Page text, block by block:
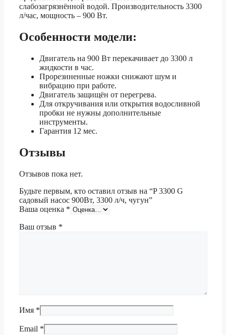
слабозагрязнённой водой. Производительность 3300
л/час, мощность – 900 Вт.
Особенности модели:
Двигатель на 900 Вт перекачивает до 3300 л
жидкости в час.
Прорезиненные ножки снижают шум и
вибрацию при работе.
Двигатель защищён от перегрева.
Для откручивания или открытия водосливной
пробки не нужны дополнительные
инструменты.
Гарантия 12 мес.
Отзывы
Отзывов пока нет.
Будьте первым, кто оставил отзыв на “P 3300 G
садовый насос 900Вт, 3300 л/ч, чугун”
Ваша оценка *
Ваш отзыв *
Имя *
Email *